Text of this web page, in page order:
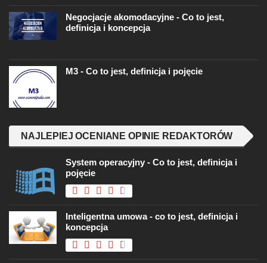
Negocjacje akomodacyjne - Co to jest,
definicja i koncepcja
M3 - Co to jest, definicja i pojęcie
NAJLEPIEJ OCENIANE OPINIE REDAKTORÓW
System operacyjny - Co to jest, definicja i
pojęcie
Inteligentna umowa - co to jest, definicja i
koncepcja